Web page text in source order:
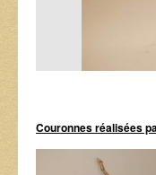
Couronnes réalisées